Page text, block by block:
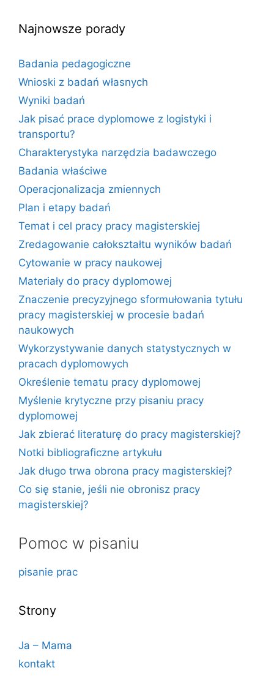
Najnowsze porady
Badania pedagogiczne
Wnioski z badań własnych
Wyniki badań
Jak pisać prace dyplomowe z logistyki i
transportu?
Charakterystyka narzędzia badawczego
Badania właściwe
Operacjonalizacja zmiennych
Plan i etapy badań
Temat i cel pracy pracy magisterskiej
Zredagowanie całokształtu wyników badań
Cytowanie w pracy naukowej
Materiały do pracy dyplomowej
Znaczenie precyzyjnego sformułowania tytułu
pracy magisterskiej w procesie badań
naukowych
Wykorzystywanie danych statystycznych w
pracach dyplomowych
Określenie tematu pracy dyplomowej
Myślenie krytyczne przy pisaniu pracy
dyplomowej
Jak zbierać literaturę do pracy magisterskiej?
Notki bibliograficzne artykułu
Jak długo trwa obrona pracy magisterskiej?
Co się stanie, jeśli nie obronisz pracy
magisterskiej?
Pomoc w pisaniu
pisanie prac
Strony
Ja – Mama
kontakt